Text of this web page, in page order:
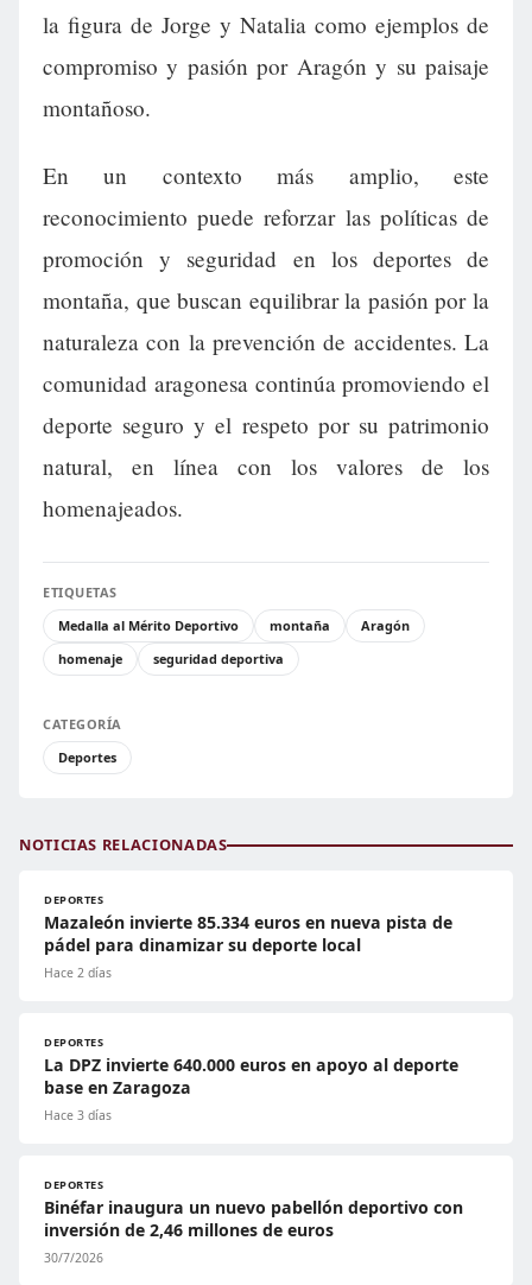
la figura de Jorge y Natalia como ejemplos de
compromiso y pasión por Aragón y su paisaje
montañoso.
En un contexto más amplio, este
reconocimiento puede reforzar las políticas de
promoción y seguridad en los deportes de
montaña, que buscan equilibrar la pasión por la
naturaleza con la prevención de accidentes. La
comunidad aragonesa continúa promoviendo el
deporte seguro y el respeto por su patrimonio
natural, en línea con los valores de los
homenajeados.
ETIQUETAS
Medalla al Mérito Deportivo
montaña
Aragón
homenaje
seguridad deportiva
CATEGORÍA
Deportes
NOTICIAS RELACIONADAS
DEPORTES
Mazaleón invierte 85.334 euros en nueva pista de
pádel para dinamizar su deporte local
Hace 2 días
DEPORTES
La DPZ invierte 640.000 euros en apoyo al deporte
base en Zaragoza
Hace 3 días
DEPORTES
Binéfar inaugura un nuevo pabellón deportivo con
inversión de 2,46 millones de euros
30/7/2026